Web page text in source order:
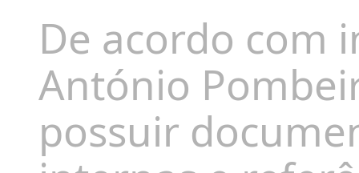
De acordo com
António
possuir